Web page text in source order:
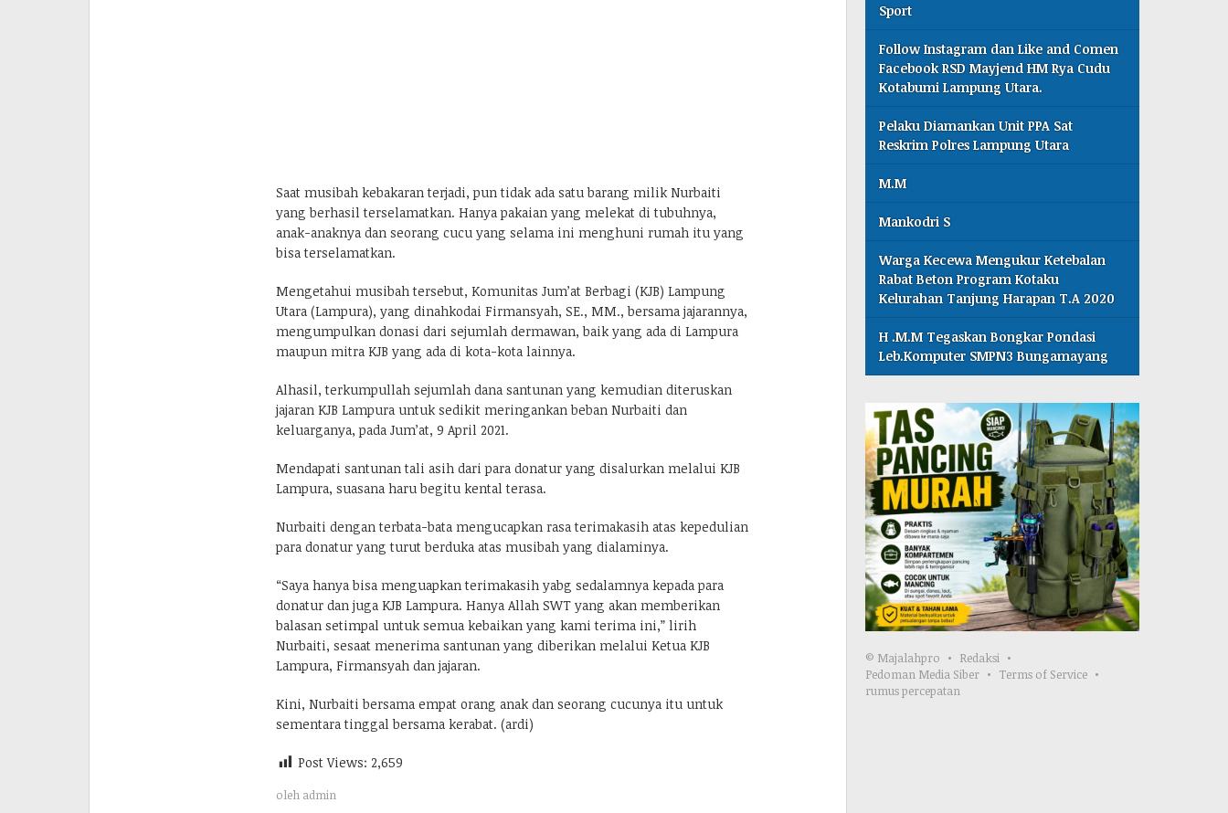
Saat musibah kebakaran terjadi, pun tidak ada satu barang milik Nurbaiti
yang berhasil terselamatkan. Hanya pakaian yang melekat di tubuhnya,
anak-anaknya dan seorang cucu yang selama ini menghuni rumah itu yang
bisa terselamatkan.
Mengetahui musibah tersebut, Komunitas Jum’at Berbagi (KJB) Lampung
Utara (Lampura), yang dinahkodai Firmansyah, SE., MM., bersama jajarannya,
mengumpulkan donasi dari sejumlah dermawan, baik yang ada di Lampura
maupun mitra KJB yang ada di kota-kota lainnya.
Alhasil, terkumpullah sejumlah dana santunan yang kemudian diteruskan
jajaran KJB Lampura untuk sedikit meringankan beban Nurbaiti dan
keluarganya, pada Jum’at, 9 April 2021.
Mendapati santunan tali asih dari para donatur yang disalurkan melalui KJB
Lampura, suasana haru begitu kental terasa.
Nurbaiti dengan terbata-bata mengucapkan rasa terimakasih atas kepedulian
para donatur yang turut berduka atas musibah yang dialaminya.
“Saya hanya bisa menguapkan terimakasih yabg sedalamnya kepada para
donatur dan juga KJB Lampura. Hanya Allah SWT yang akan memberikan
balasan setimpal untuk semua kebaikan yang kami terima ini,” lirih
Nurbaiti, sesaat menerima santunan yang diberikan melalui Ketua KJB
Lampura, Firmansyah dan jajaran.
Kini, Nurbaiti bersama empat orang anak dan seorang cucunya itu untuk
sementara tinggal bersama kerabat. (ardi)
Post Views: 2,659
oleh admin
Sport
Follow Instagram dan Like and Comen
Facebook RSD Mayjend HM Rya Cudu
Kotabumi Lampung Utara.
Pelaku Diamankan Unit PPA Sat
Reskrim Polres Lampung Utara
M.M
Mankodri S
Warga Kecewa Mengukur Ketebalan
Rabat Beton Program Kotaku
Kelurahan Tanjung Harapan T.A 2020
H .M.M Tegaskan Bongkar Pondasi
Leb.Komputer SMPN3 Bungamayang
© Majalahpro
Redaksi
Pedoman Media Siber
Terms of Service
rumus percepatan